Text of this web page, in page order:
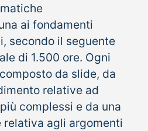
ai fondamenti
secondo il seguente
di 1.500 ore. Ogni
da slide, da
relative ad
complessi e da una
agli argomenti